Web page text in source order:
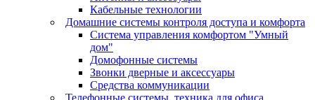
Кабельные технологии
Домашние системы контроля доступа и комфорта
Система управления комфортом "Умный
дом"
Домофонные системы
Звонки дверные и аксессуары
Средства коммуникации
Телефонные системы, техника для офиса